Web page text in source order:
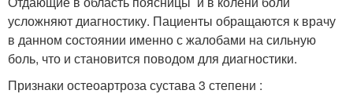
усложняют диагностику. Пациенты обращаются к врачу
в данном состоянии именно с жалобами на сильную
боль, что и становится поводом для диагностики.
Признаки остеоартроза сустава 3 степени :